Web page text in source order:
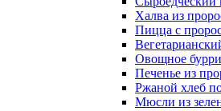
Халва из
Пицца с
Овощное
Печенье из
Ржаной хлеб
Мюсли из